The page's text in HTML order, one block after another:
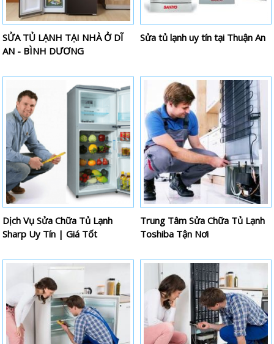
SỬA TỦ LẠNH TẠI NHÀ Ở DĨ
AN - BÌNH DƯƠNG
Sửa tủ lạnh uy tín tại Thuận An
Dịch Vụ Sửa Chữa Tủ Lạnh
Sharp Uy Tín | Giá Tốt
Trung Tâm Sửa Chữa Tủ Lạnh
Toshiba Tận Nơi